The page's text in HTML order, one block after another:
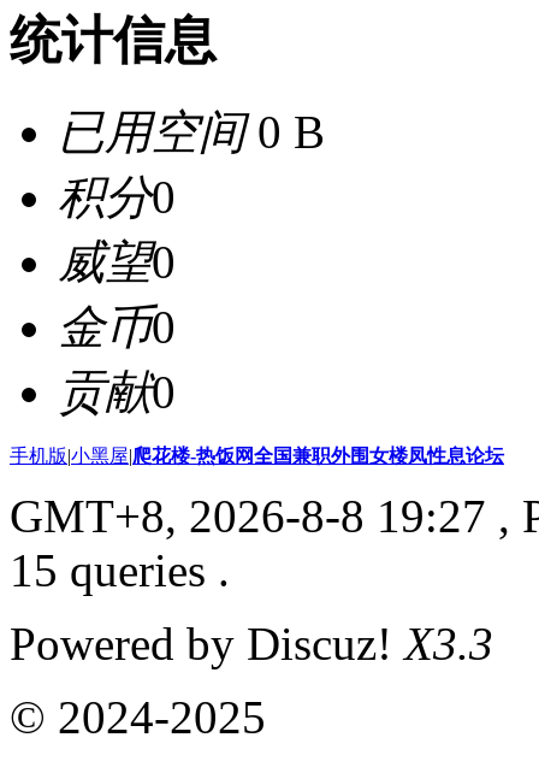
统计信息
已用空间0 B
积分0
威望0
金币0
贡献0
手机版|小黑屋|爬花楼-热饭网全国兼职外围女楼凤性息论坛
GMT+8, 2026-8-8 19:27 ,
15 queries .
Powered by Discuz!X3.3
© 2024-2025